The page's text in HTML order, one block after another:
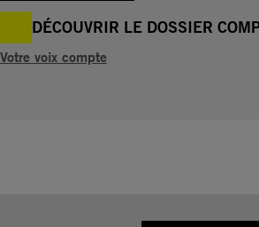
DÉCOUVRIR LE DOSSIER
Votre voix compte